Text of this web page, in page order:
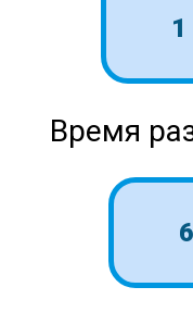
Время